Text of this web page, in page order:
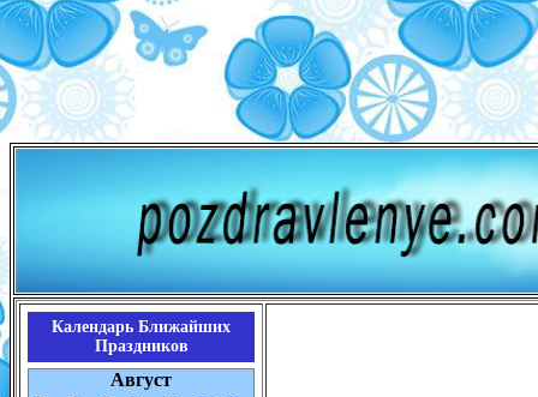
Календарь Ближайших
Праздников
Август